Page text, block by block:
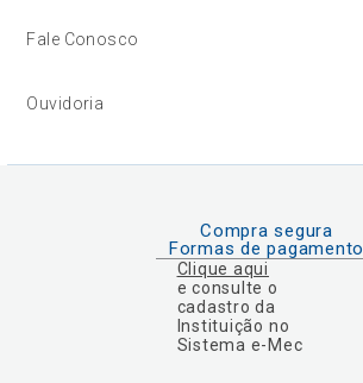
Fale Conosco
Ouvidoria
Compra segura
Formas de pagamento
Clique aqui
e consulte o
cadastro da
Instituição no
Sistema e-Mec